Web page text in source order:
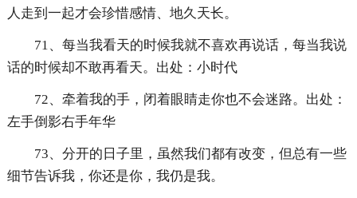
人走到一起才会珍惜感情、地久天长。
71、每当我看天的时候我就不喜欢再说话，每当我说
话的时候却不敢再看天。出处：小时代
72、牵着我的手，闭着眼睛走你也不会迷路。出处：
左手倒影右手年华
73、分开的日子里，虽然我们都有改变，但总有一些
细节告诉我，你还是你，我仍是我。